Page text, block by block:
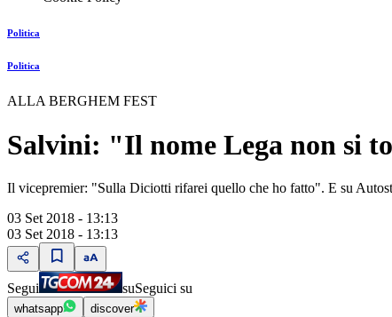
Politica
Politica
ALLA BERGHEM FEST
Salvini: "Il nome Lega non si
Il vicepremier: "Sulla Diciotti rifarei quello che ho fatto". E su
03 Set 2018 - 13:13
03 Set 2018 - 13:13
Segui suSeguici su
whatsapp discover